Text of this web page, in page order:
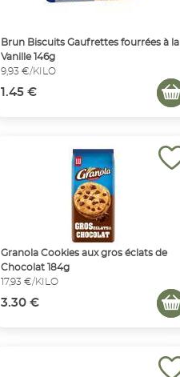
Brun Biscuits Gaufrettes fourrées à la
Vanille 146g
9,93 €/KILO
1.45 €
Granola Cookies aux gros éclats de
Chocolat 184g
17,93 €/KILO
3.30 €